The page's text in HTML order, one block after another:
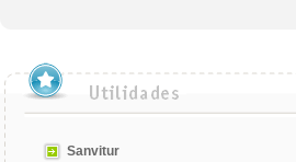
Sanvitur